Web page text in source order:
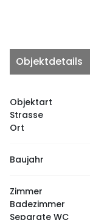
Objektdetails
Objektart
Strasse
Ort
Baujahr
Zimmer
Badezimmer
Separate WC